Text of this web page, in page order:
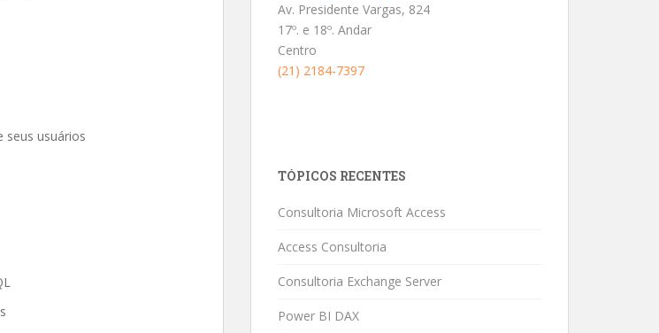
seus usuários
Av. Presidente Vargas, 824
17º. e 18º. Andar
Centro
(21) 2184-7397
TÓPICOS RECENTES
Consultoria Microsoft Access
Access Consultoria
Consultoria Exchange Server
Power BI DAX